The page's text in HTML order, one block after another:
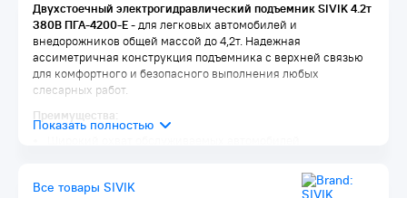
Двухстоечный электрогидравлический подъемник SIVIK 4.2т
380В ПГА-4200-Е- для легковых автомобилей и
внедорожников общей массой до 4,2т. Надежная
ассиметричная конструкция подъемника с верхней связью
для комфортного и безопасного выполнения любых
слесарных работ.
Преимущества:
Низкопрофильные подхваты (от 95мм) специального
профиля
Все товары SIVIK